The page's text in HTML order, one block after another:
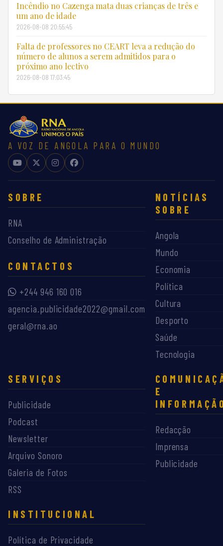
Incêndio no Cazenga mata duas crianças de três e
um ano de idade
2026-08-08 20:55:45
Falta de professores no CEART leva a redução do
número de alunos a serem admitidos para o
próximo ano lectivo
2026-08-08 17:03:45
A VOZ DE ANGOLA PARA O MUNDO
SOBRE
RNA
Conselho de Administração
CONTACTOS
+244 946 160 016
agencia.publicidade2022@gmail.com
geral@rna.ao
NOTÍCIAS
SOBRE
Angola
Mundo
Economia
Política
Cultura
Desporto
Saúde
Tecnologia
SERVIÇOS
Publicidade
Podcast
Newsletter
Arquivo Sonoro
Galeria de Fotos
RSS
E
Redacção
Imprensa
Publicidade
INSTITUCIONAL
Política de Privacidade